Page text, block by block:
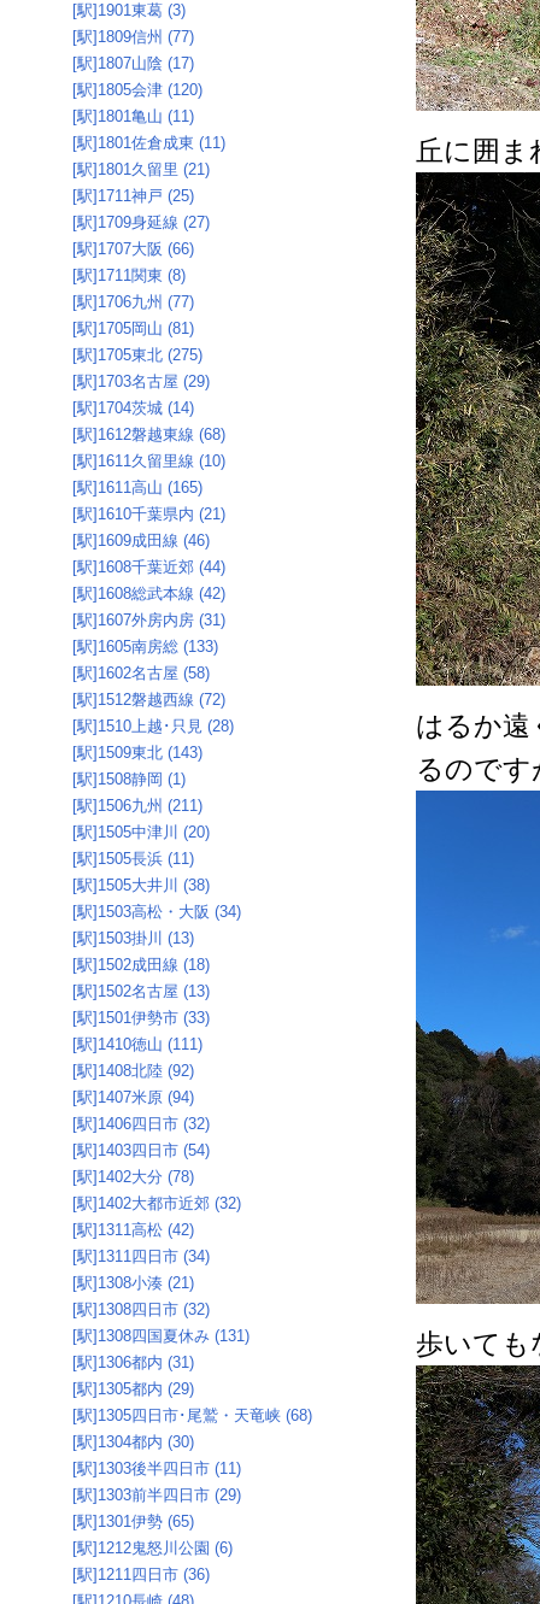
丘に囲
はるか遠
るので
歩いても
[駅]1901東葛 (3)
[駅]1809信州 (77)
[駅]1807山陰 (17)
[駅]1805会津 (120)
[駅]1801亀山 (11)
[駅]1801佐倉成東 (11)
[駅]1801久留里 (21)
[駅]1711神戸 (25)
[駅]1709身延線 (27)
[駅]1707大阪 (66)
[駅]1711関東 (8)
[駅]1706九州 (77)
[駅]1705岡山 (81)
[駅]1705東北 (275)
[駅]1703名古屋 (29)
[駅]1704茨城 (14)
[駅]1612磐越東線 (68)
[駅]1611久留里線 (10)
[駅]1611高山 (165)
[駅]1610千葉県内 (21)
[駅]1609成田線 (46)
[駅]1608千葉近郊 (44)
[駅]1608総武本線 (42)
[駅]1607外房内房 (31)
[駅]1605南房総 (133)
[駅]1602名古屋 (58)
[駅]1512磐越西線 (72)
[駅]1510上越･只見 (28)
[駅]1509東北 (143)
[駅]1508静岡 (1)
[駅]1506九州 (211)
[駅]1505中津川 (20)
[駅]1505長浜 (11)
[駅]1505大井川 (38)
[駅]1503高松・大阪 (34)
[駅]1503掛川 (13)
[駅]1502成田線 (18)
[駅]1502名古屋 (13)
[駅]1501伊勢市 (33)
[駅]1410徳山 (111)
[駅]1408北陸 (92)
[駅]1407米原 (94)
[駅]1406四日市 (32)
[駅]1403四日市 (54)
[駅]1402大分 (78)
[駅]1402大都市近郊 (32)
[駅]1311高松 (42)
[駅]1311四日市 (34)
[駅]1308小湊 (21)
[駅]1308四日市 (32)
[駅]1308四国夏休み (131)
[駅]1306都内 (31)
[駅]1305都内 (29)
[駅]1305四日市･尾鷲・天竜峡 (68)
[駅]1304都内 (30)
[駅]1303後半四日市 (11)
[駅]1303前半四日市 (29)
[駅]1301伊勢 (65)
[駅]1212鬼怒川公園 (6)
[駅]1211四日市 (36)